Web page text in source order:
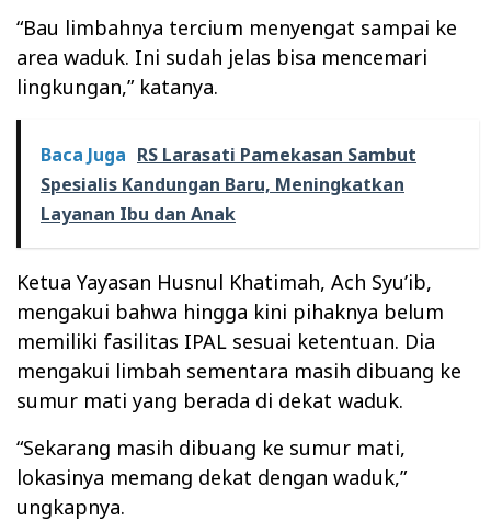
“Bau limbahnya tercium menyengat sampai ke
area waduk. Ini sudah jelas bisa mencemari
lingkungan,” katanya.
Baca Juga RS Larasati Pamekasan Sambut
Spesialis Kandungan Baru, Meningkatkan
Layanan Ibu dan Anak
Ketua Yayasan Husnul Khatimah, Ach Syu’ib,
mengakui bahwa hingga kini pihaknya belum
memiliki fasilitas IPAL sesuai ketentuan. Dia
mengakui limbah sementara masih dibuang ke
sumur mati yang berada di dekat waduk.
“Sekarang masih dibuang ke sumur mati,
lokasinya memang dekat dengan waduk,”
ungkapnya.